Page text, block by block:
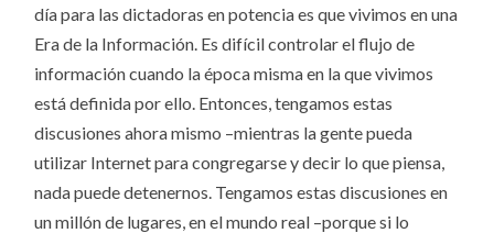
día para las dictadoras en potencia es que vivimos en una
Era de la Información. Es difícil controlar el flujo de
información cuando la época misma en la que vivimos
está definida por ello. Entonces, tengamos estas
discusiones ahora mismo –mientras la gente pueda
utilizar Internet para congregarse y decir lo que piensa,
nada puede detenernos. Tengamos estas discusiones en
un millón de lugares, en el mundo real –porque si lo